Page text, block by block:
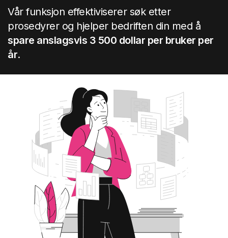
Vår funksjon effektiviserer søk etter
prosedyrer og hjelper bedriften din med å
spare anslagsvis 3 500 dollar per bruker per
år.